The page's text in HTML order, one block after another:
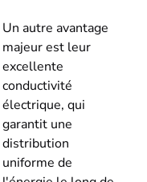
Un autre avantage
majeur est leur
excellente
conductivité
électrique, qui
garantit une
distribution
uniforme de